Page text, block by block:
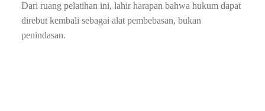
Dari ruang pelatihan ini, lahir harapan bahwa hukum dapat
direbut kembali sebagai alat pembebasan, bukan
penindasan.